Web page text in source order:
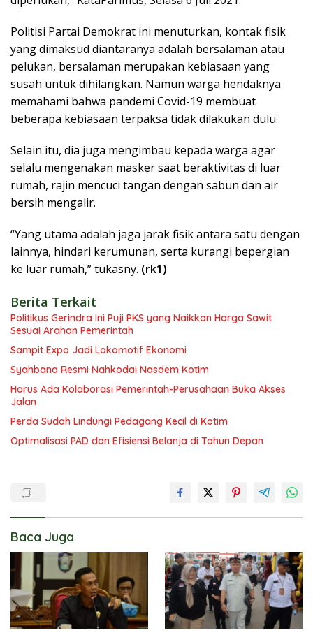
Politisi Partai Demokrat ini menuturkan, kontak fisik
yang dimaksud diantaranya adalah bersalaman atau
pelukan, bersalaman merupakan kebiasaan yang
susah untuk dihilangkan. Namun warga hendaknya
memahami bahwa pandemi Covid-19 membuat
beberapa kebiasaan terpaksa tidak dilakukan dulu.
Selain itu, dia juga mengimbau kepada warga agar
selalu mengenakan masker saat beraktivitas di luar
rumah, rajin mencuci tangan dengan sabun dan air
bersih mengalir.
“Yang utama adalah jaga jarak fisik antara satu dengan
lainnya, hindari kerumunan, serta kurangi bepergian
ke luar rumah,” tukasny. (rk1)
Berita Terkait
Politikus Gerindra Ini Puji PKS yang Naikkan Harga Sawit
Sesuai Arahan Pemerintah
Sampit Expo Jadi Lokomotif Ekonomi
Syahbana Resmi Nahkodai Nasdem Kotim
Harus Ada Kolaborasi Pemerintah-Perusahaan Buka Akses
Jalan
Perda Sudah Lindungi Pedagang Kecil di Kotim
Optimalisasi PAD dan Efisiensi Belanja di Tahun Depan
Baca Juga